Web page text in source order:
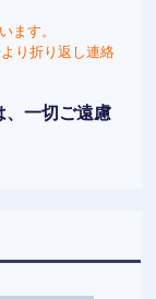
ます。
り折り返し連絡
、一切ご遠慮